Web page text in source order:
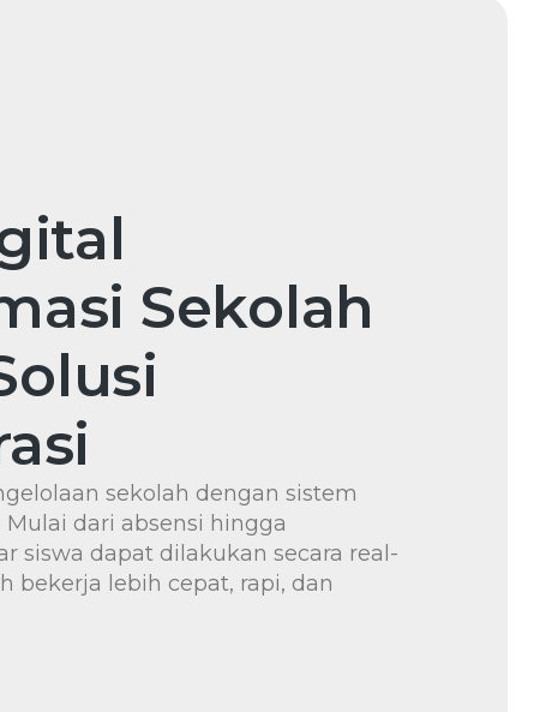
Sekolah
sekolah dengan sistem
dari absensi hingga
siswa dapat dilakukan secara real-
bekerja lebih cepat, rapi, dan